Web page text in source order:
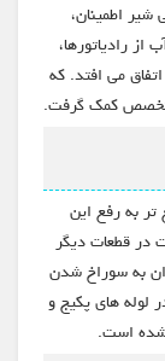
اطمینان،
رادیاتورها،
می افتد. که
متخصص کمک گرفت.
به رفع این
در قطعات دیگر
به سوراخ شدن
های پکیج و
شده است.